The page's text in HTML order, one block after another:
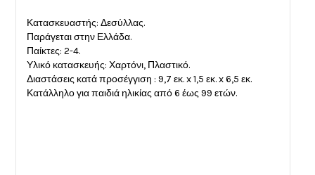
Κατασκευαστής: Δεσύλλας.
Παράγεται στην Ελλάδα.
Παίκτες: 2-4.
Υλικό κατασκευής: Χαρτόνι, Πλαστικό.
Διαστάσεις κατά προσέγγιση : 9,7 εκ. x 1,5 εκ. x 6,5 εκ.
Κατάλληλο για παιδιά ηλικίας από 6 έως 99 ετών.